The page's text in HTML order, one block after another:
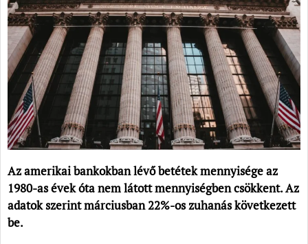
Az amerikai bankokban lévő betétek mennyisége az
1980-as évek óta nem látott mennyiségben csökkent. Az
adatok szerint márciusban 22%-os zuhanás következett
be.